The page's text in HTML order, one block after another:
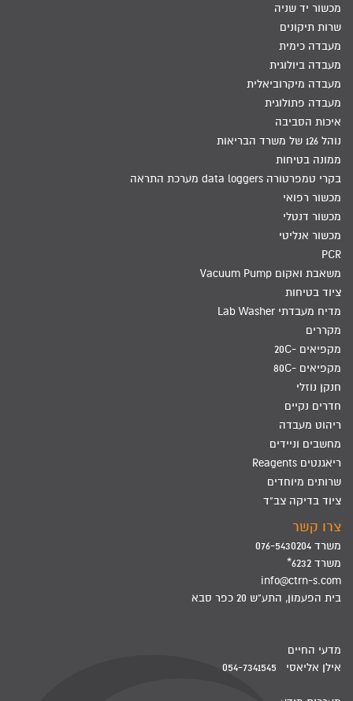
מכשור יד שניה
שרות תיקונים
מעבדה כימית
מעבדה ביולוגית
מעבדה מיקרוביאלית
מעבדה פתולוגית
איכות הסביבה
נוהל 126 של משרד הבריאות
ממונה בטיחות
בקרי טמפרטורה data loggers מערכת התראה
מכשור רפואי
מכשור דנטלי
מכשור אנליטי
PCR
משאבת ואקום Vacuum Pump
ציוד בטיחות
מדיח מעבדתי Lab Washer
מקררים
מקפיאים -20C
מקפיאים -80C
חנקן נוזלי
חדרים נקיים
ריהוט מעבדה
מחשבים וניידים
ריאגנטים Reagents
שרותים מיוחדים
ציוד בדיקה צב"ד
צרו קשר
משרד 076-5430204
משרד 6232*
info@ctrn-s.com
בית הפעמון, התע"ש 20 כפר סבא
מדעי החיים
אילן אליאסי 054-7341545